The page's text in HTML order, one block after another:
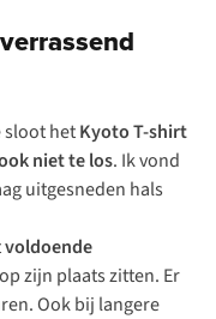
sloot hetKyoto T-shirt
niet te los. Ik vond
uitgesneden hals
voldoende
zijn plaats zitten. Er
Ook bij langere